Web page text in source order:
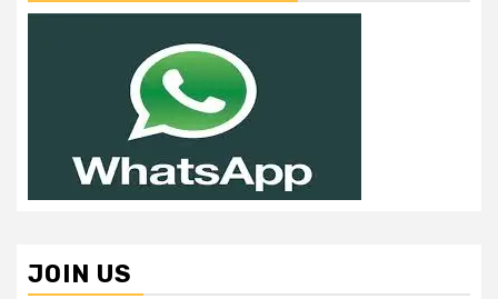
JOIN US